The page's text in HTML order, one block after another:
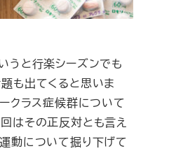
うと行楽シーズンでも
も出てくると思いま
クラス症候群について
はその正反対とも言え
動について掘り下げて